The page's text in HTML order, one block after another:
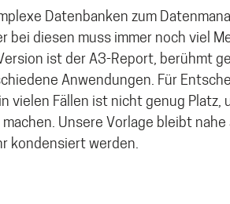
Datenbanken zum
bei diesen muss immer noch viel
ist der A3-Report, berühmt
Anwendungen. Für
vielen Fällen ist nicht genug
Unsere Vorlage bleibt
kondensiert werden.